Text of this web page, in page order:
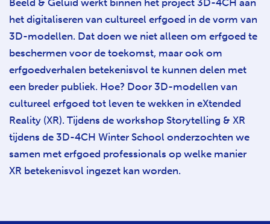
Beeld & Geluid werkt binnen het project 3D-4CH aan
het digitaliseren van cultureel erfgoed in de vorm van
3D-modellen. Dat doen we niet alleen om erfgoed te
beschermen voor de toekomst, maar ook om
erfgoedverhalen betekenisvol te kunnen delen met
een breder publiek. Hoe? Door 3D-modellen van
cultureel erfgoed tot leven te wekken in eXtended
Reality (XR). Tijdens de workshop Storytelling & XR
tijdens de 3D-4CH Winter School onderzochten we
samen met erfgoed professionals op welke manier
XR betekenisvol ingezet kan worden.